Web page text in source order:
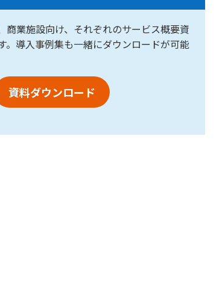
商業施設向け、それぞれのサービス概要資
。導入事例集も一緒にダウンロードが可能
資料ダウンロード